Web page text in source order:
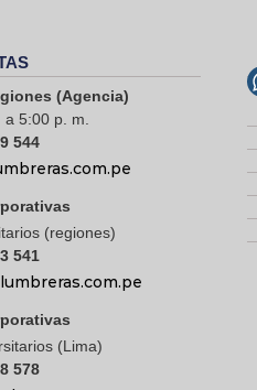
(Agencia)
5:00 p. m.
544
(regiones)
541
(Lima)
578